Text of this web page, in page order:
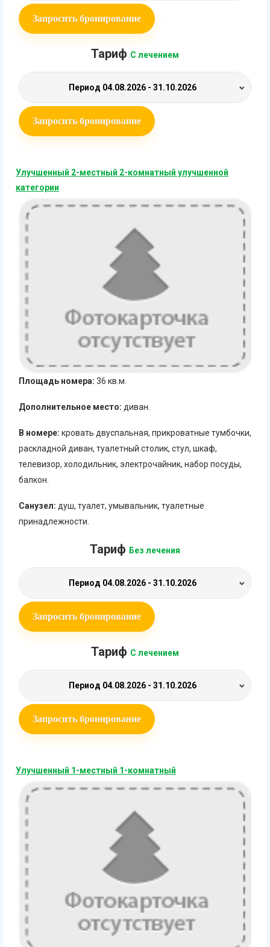
Запросить бронирование
Тариф С лечением
Период 04.08.2026 - 31.10.2026
Запросить бронирование
Улучшенный 2-местный 2-комнатный улучшенной
категории
Площадь номера: 36 кв.м.
Дополнительное место: диван.
В номере: кровать двуспальная, прикроватные тумбочки,
раскладной диван, туалетный столик, стул, шкаф,
телевизор, холодильник, электрочайник, набор посуды,
балкон.
Санузел: душ, туалет, умывальник, туалетные
принадлежности.
Тариф Без лечения
Период 04.08.2026 - 31.10.2026
Запросить бронирование
Тариф С лечением
Период 04.08.2026 - 31.10.2026
Запросить бронирование
Улучшенный 1-местный 1-комнатный